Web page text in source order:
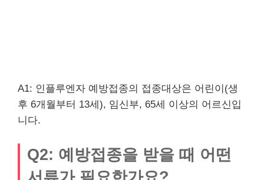
A1: 인플루엔자 예방접종의 접종대상은 어린이(생
후 6개월부터 13세), 임신부, 65세 이상의 어르신입
니다.
Q2: 예방접종을 받을 때 어떤